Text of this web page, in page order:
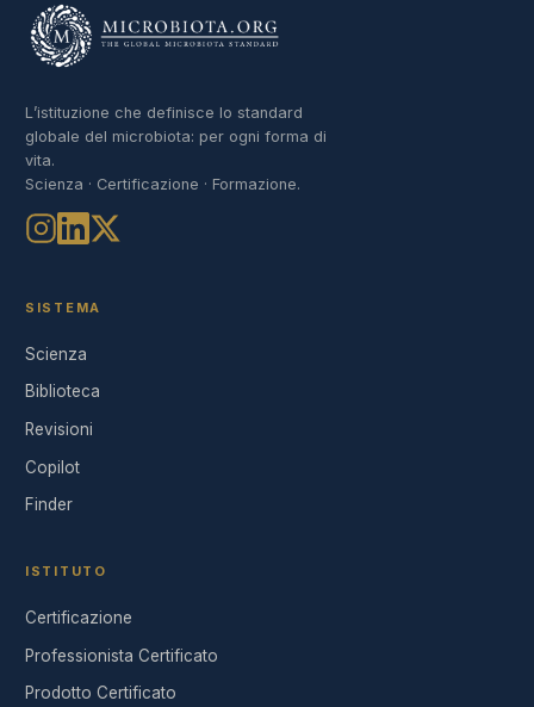
L’istituzione che definisce lo standard
globale del microbiota: per ogni forma di
vita.
Scienza · Certificazione · Formazione.
SISTEMA
Scienza
Biblioteca
Revisioni
Copilot
Finder
ISTITUTO
Certificazione
Professionista Certificato
Prodotto Certificato